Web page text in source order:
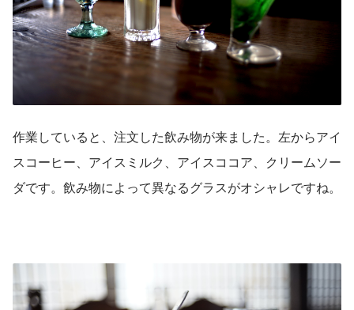
作業していると、注文した飲み物が来ました。左からアイ
スコーヒー、アイスミルク、アイスココア、クリームソー
ダです。飲み物によって異なるグラスがオシャレですね。